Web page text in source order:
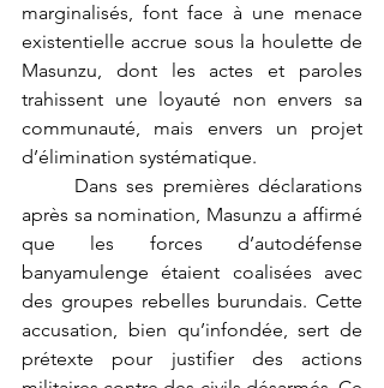
marginalisés, font face à une menace
existentielle accrue sous la houlette de
Masunzu, dont les actes et paroles
trahissent une loyauté non envers sa
communauté, mais envers un projet
d’élimination systématique.
après sa nomination, Masunzu a affirmé
que les forces d’autodéfense
banyamulenge étaient coalisées avec
des groupes rebelles burundais. Cette
accusation, bien qu’infondée, sert de
prétexte pour justifier des actions